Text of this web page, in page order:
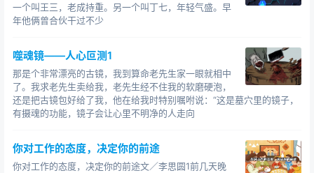
一个叫王三，老成持重。另一个叫丁七，年轻气盛。早
年他俩曾合伙干过不少
噬魂镜——人心叵测1
那是个非常漂亮的古镜，我到算命老先生家一眼就相中
了。我求老先生卖给我，老先生经不住我的软磨硬泡，
还是把古镜包好给了我，他在给我时特别嘱咐说：“这是墓穴里的镜子，
有摄魂的功能，镜子会让心里不明净的人走向
你对工作的态度，决定你的前途
你对工作的态度，决定你的前途文／李思圆1前几天晚